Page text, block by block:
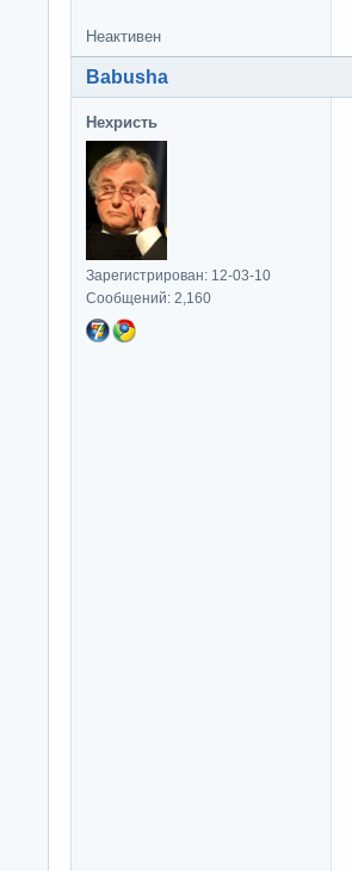
Неактивен
Babusha
Нехристь
Зарегистрирован: 12-03-10
Сообщений: 2,160